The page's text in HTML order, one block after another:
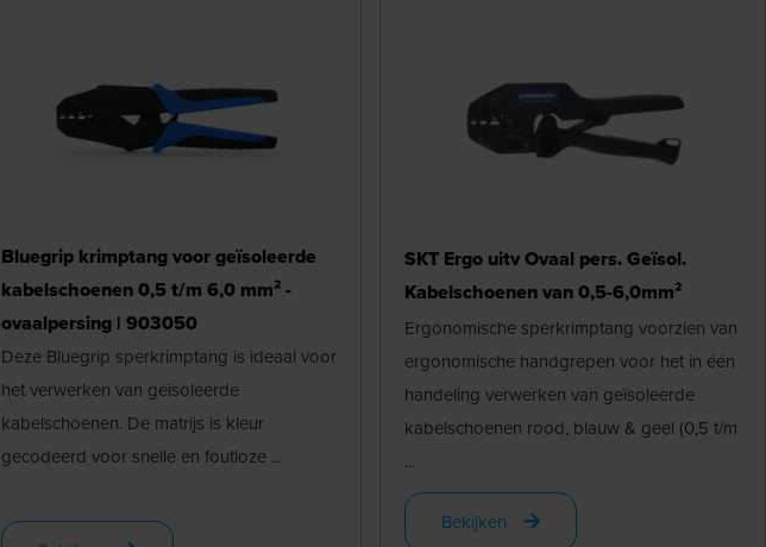
Bluegrip krimptang voor geïsoleerde
kabelschoenen 0,5 t/m 6,0 mm² -
ovaalpersing | 903050
Deze Bluegrip sperkrimptang is ideaal voor
het verwerken van geïsoleerde
kabelschoenen. De matrijs is kleur
gecodeerd voor snelle en foutloze ...
SKT Ergo uitv Ovaal pers. Geïsol.
Kabelschoenen van 0,5-6,0mm²
Ergonomische sperkrimptang voorzien van
ergonomische handgrepen voor het in één
handeling verwerken van geïsoleerde
kabelschoenen rood, blauw & geel (0,5 t/m
...
Bekijken